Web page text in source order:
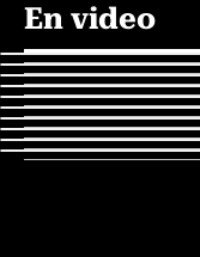
En video